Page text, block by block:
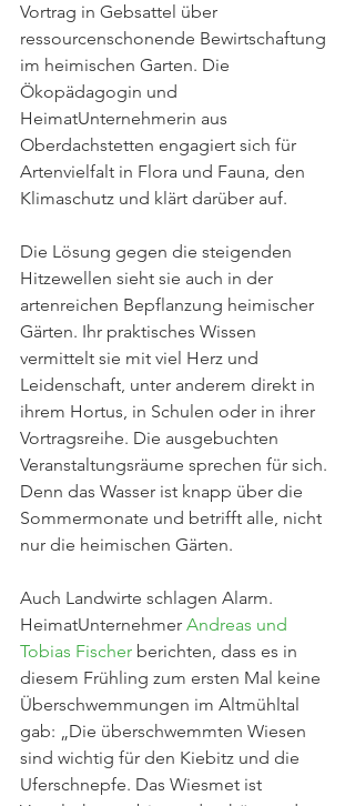
Vortrag in Gebsattel über
ressourcenschonende Bewirtschaftung
im heimischen Garten. Die
Ökopädagogin und
HeimatUnternehmerin aus
Oberdachstetten engagiert sich für
Artenvielfalt in Flora und Fauna, den
Klimaschutz und klärt darüber auf.
Die Lösung gegen die steigenden
Hitzewellen sieht sie auch in der
artenreichen Bepflanzung heimischer
Gärten. Ihr praktisches Wissen
vermittelt sie mit viel Herz und
Leidenschaft, unter anderem direkt in
ihrem Hortus, in Schulen oder in ihrer
Vortragsreihe. Die ausgebuchten
Veranstaltungsräume sprechen für sich.
Denn das Wasser ist knapp über die
Sommermonate und betrifft alle, nicht
nur die heimischen Gärten.
Auch Landwirte schlagen Alarm.
HeimatUnternehmer Andreas und
Tobias Fischer berichten, dass es in
diesem Frühling zum ersten Mal keine
Überschwemmungen im Altmühltal
gab: „Die überschwemmten Wiesen
sind wichtig für den Kiebitz und die
Uferschnepfe. Das Wiesmet ist